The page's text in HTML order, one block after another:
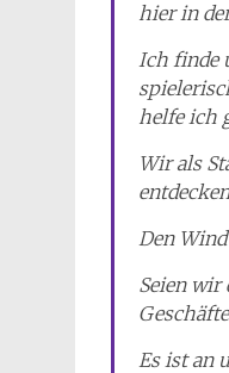
hier in
Ich finde
helfe ich
Wir als
Den
Seien wir
Es ist an